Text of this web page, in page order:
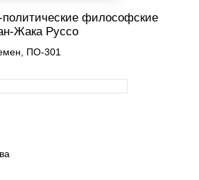
философские
Жака Руссо
ПО-301